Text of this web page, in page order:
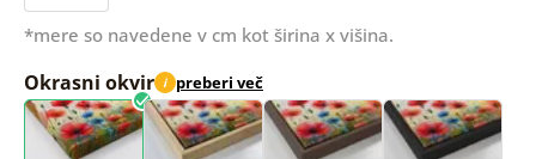
*mere so navedene v cm kot širina x višina.
Okrasni okvir i preberi več